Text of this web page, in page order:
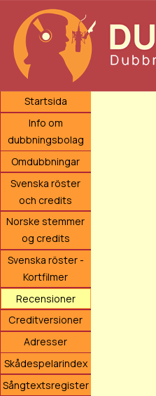
Startsida
Info om
dubbningsbolag
Omdubbningar
Svenska röster
och credits
Norske stemmer
og credits
Svenska röster -
Kortfilmer
Recensioner
Creditversioner
Adresser
Skådespelarindex
Sångtextsregister